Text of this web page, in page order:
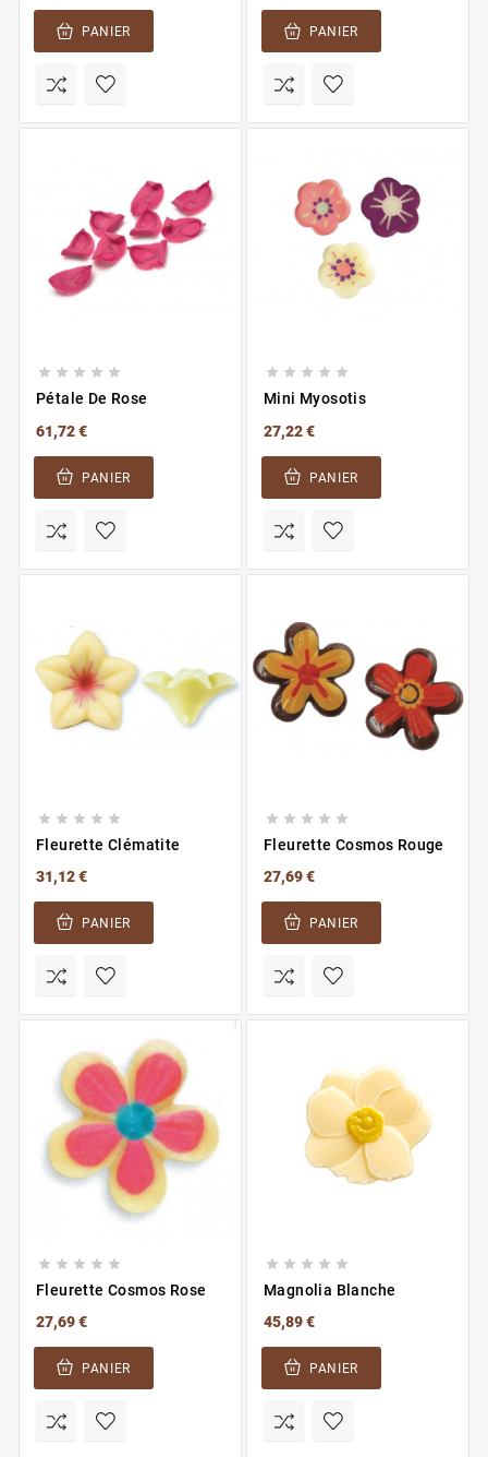
PANIER PANIER
    
Pétale De Rose
61,72 €
PANIER
    
Mini Myosotis
27,22 €
PANIER
    
Fleurette Clématite
31,12 €
PANIER
    
Fleurette Cosmos Rouge
27,69 €
PANIER
    
Fleurette Cosmos Rose
27,69 €
PANIER
    
Magnolia Blanche
45,89 €
PANIER